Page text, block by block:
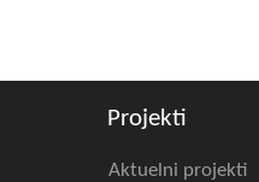
Projekti
Aktuelni projekti